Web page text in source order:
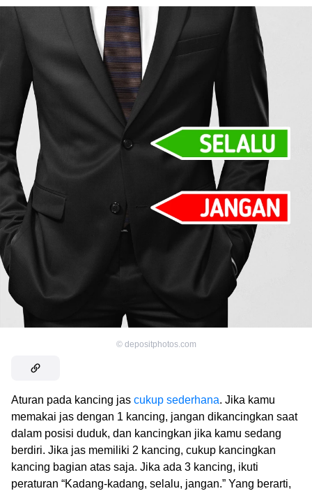
© depositphotos.com
Aturan pada kancing jas cukup sederhana. Jika kamu
memakai jas dengan 1 kancing, jangan dikancingkan saat
dalam posisi duduk, dan kancingkan jika kamu sedang
berdiri. Jika jas memiliki 2 kancing, cukup kancingkan
kancing bagian atas saja. Jika ada 3 kancing, ikuti
peraturan “Kadang-kadang, selalu, jangan.” Yang berarti,